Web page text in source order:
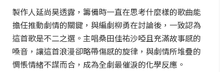
製作人延尚昊透露，籌備時一直在思考什麼樣的歌曲能
擔任推動劇情的關鍵，與編劇柳勇在討論後，一致認為
這首歌是不二之選。主唱桑田佳祐沙啞且充滿故事感的
嗓音，讓這首浪漫卻略帶傷感的旋律，與劇情所堆疊的
惆悵情緒不謀而合，成為全劇最催淚的化學反應。